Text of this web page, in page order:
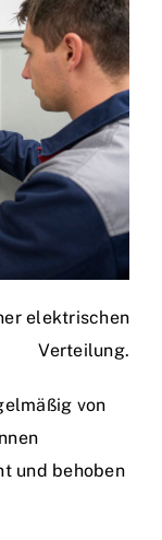
elektrischen
Verteilung.
von
und behoben